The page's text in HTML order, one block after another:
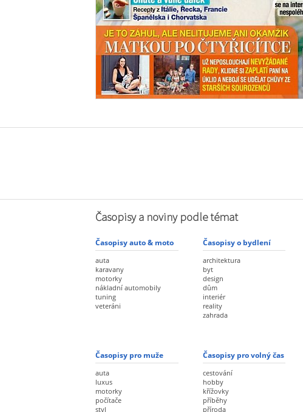
Časopisy a noviny podle témat
Časopisy auto & moto
auta
karavany
motorky
nákladní automobily
tuning
veteráni
Časopisy o bydlení
architektura
byt
design
dům
interiér
reality
zahrada
Časopisy pro muže
auta
luxus
motorky
počítače
styl
Časopisy pro volný čas
cestování
hobby
křížovky
příběhy
příroda